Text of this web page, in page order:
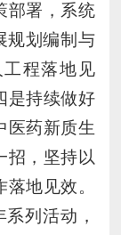
部署，系统
规划编制与
程落地见
是持续做好
医药新质生
招，坚持以
地见效。
列活动，